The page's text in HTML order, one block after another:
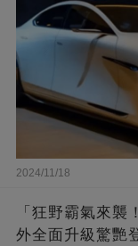
2024/11/18
「狂野霸氣來
外全面升級驚艷